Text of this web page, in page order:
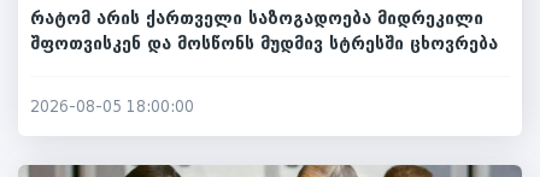
რატომ არის ქართველი საზოგადოება მიდრეკილი
შფოთვისკენ და მოსწონს მუდმივ სტრესში ცხოვრება
2026-08-05 18:00:00